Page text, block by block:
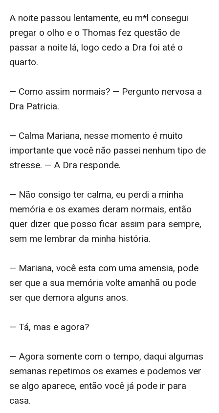
A noite passou lentamente, eu m*l consegui
pregar o olho e o Thomas fez questão de
passar a noite lá, logo cedo a Dra foi até o
quarto.
— Como assim normais? — Pergunto nervosa a
Dra Patricia.
— Calma Mariana, nesse momento é muito
importante que você não passei nenhum tipo de
stresse. — A Dra responde.
— Não consigo ter calma, eu perdi a minha
memória e os exames deram normais, então
quer dizer que posso ficar assim para sempre,
sem me lembrar da minha história.
— Mariana, você esta com uma amensia, pode
ser que a sua memória volte amanhã ou pode
ser que demora alguns anos.
— Tá, mas e agora?
— Agora somente com o tempo, daqui algumas
semanas repetimos os exames e podemos ver
se algo aparece, então você já pode ir para
casa.